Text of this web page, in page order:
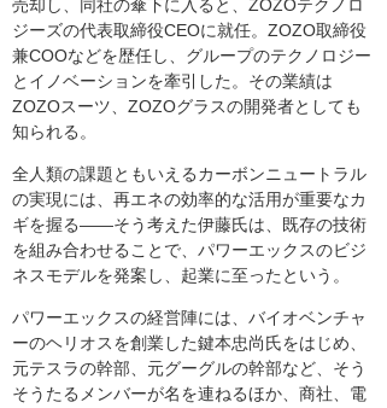
売却し、同社の傘下に入ると、ZOZOテクノロ
ジーズの代表取締役CEOに就任。ZOZO取締役
兼COOなどを歴任し、グループのテクノロジー
とイノベーションを牽引した。その業績は
ZOZOスーツ、ZOZOグラスの開発者としても
知られる。
全人類の課題ともいえるカーボンニュートラル
の実現には、再エネの効率的な活用が重要なカ
ギを握る――そう考えた伊藤氏は、既存の技術
を組み合わせることで、パワーエックスのビジ
ネスモデルを発案し、起業に至ったという。
パワーエックスの経営陣には、バイオベンチャ
ーのヘリオスを創業した鍵本忠尚氏をはじめ、
元テスラの幹部、元グーグルの幹部など、そう
そうたるメンバーが名を連ねるほか、商社、電